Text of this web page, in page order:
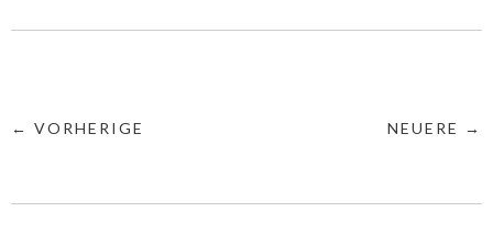
← VORHERIGE NEUERE →